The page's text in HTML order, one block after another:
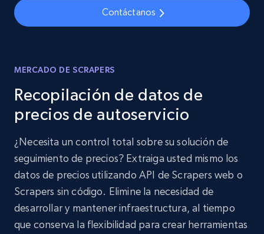
Contáctanos
MERCADO DE SCRAPERS
Recopilación de datos de
precios de autoservicio
¿Necesita un control total sobre su solución de
seguimiento de precios? Extraiga usted mismo los
datos de precios utilizando API de Scrapers web o
Scrapers sin código. Elimine la necesidad de
desarrollar y mantener infraestructura, al tiempo
que conserva la flexibilidad para crear herramientas